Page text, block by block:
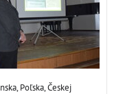
Poľska, Českej